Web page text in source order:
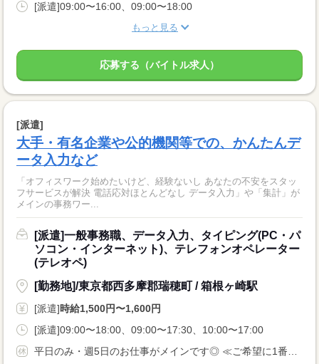
[派遣]09:00〜16:00、09:00〜18:00
もっと見る
応募する（バイトル求人）
[派遣]
大手・有名企業や公的機関等での、かんたんデ
ータ入力など
「オフィスワーク始めたいけど、経験ないし あなたの不安をスタッ
フサービスが解決 電話応対ほとんどなし データ入力」や「集計」が
メインの事務ワー...
[派遣]一般事務職、データ入力、タイピング(PC・パ
ソコン・インターネット)、テレフォンオペレーター
(テレオペ)
[勤務地]/東京都西多摩郡瑞穂町 / 箱根ヶ崎駅
[派遣]時給1,500円〜1,600円
[派遣]09:00〜18:00、09:00〜17:30、10:00〜17:00
平日のみ・週5日のお仕事がメインです◎ ≪ご希望に1番近いお仕事をご紹介いたします♪≫